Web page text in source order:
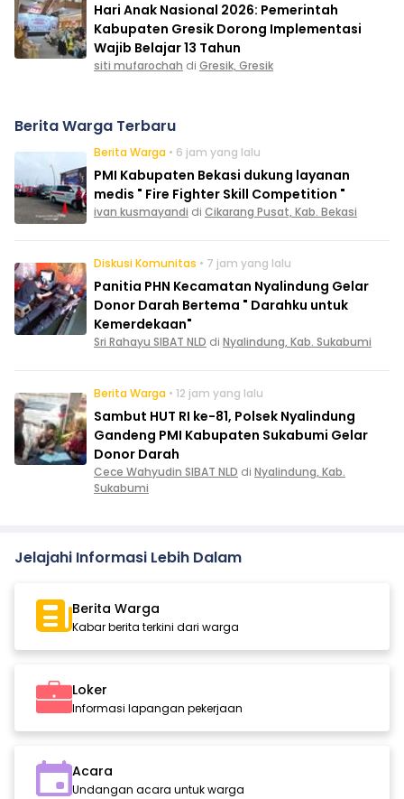
Hari Anak Nasional 2026: Pemerintah
Kabupaten Gresik Dorong Implementasi
Wajib Belajar 13 Tahun
siti mufarochah di Gresik, Gresik
Berita Warga Terbaru
Berita Warga • 6 jam yang lalu
PMI Kabupaten Bekasi dukung layanan
medis " Fire Fighter Skill Competition "
ivan kusmayandi di Cikarang Pusat, Kab. Bekasi
Diskusi Komunitas • 7 jam yang lalu
Panitia PHN Kecamatan Nyalindung Gelar
Donor Darah Bertema " Darahku untuk
Kemerdekaan"
Sri Rahayu SIBAT NLD di Nyalindung, Kab. Sukabumi
Berita Warga • 12 jam yang lalu
Sambut HUT RI ke-81, Polsek Nyalindung
Gandeng PMI Kabupaten Sukabumi Gelar
Donor Darah
Cece Wahyudin SIBAT NLD di Nyalindung, Kab.
Sukabumi
Jelajahi Informasi Lebih Dalam
Berita Warga
Kabar berita terkini dari warga
Loker
Informasi lapangan pekerjaan
Acara
Undangan acara untuk warga